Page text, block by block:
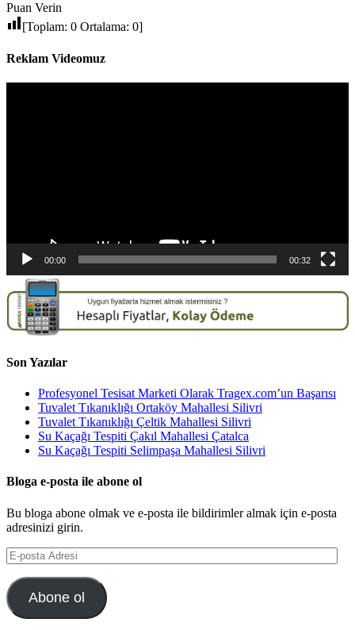
Puan Verin
[Toplam: 0 Ortalama: 0]
Reklam Videomuz
00:00 00:32
Son Yazılar
Profesyonel Tesisat Marketi Olarak Tragex.com’un Başarısı
Tuvalet Tıkanıklığı Ortaköy Mahallesi Silivri
Tuvalet Tıkanıklığı Çeltik Mahallesi Silivri
Su Kaçağı Tespiti Çakıl Mahallesi Çatalca
Su Kaçağı Tespiti Selimpaşa Mahallesi Silivri
Bloga e-posta ile abone ol
Bu bloga abone olmak ve e-posta ile bildirimler almak için e-posta
adresinizi girin.
E-
posta
Adresi
Abone ol